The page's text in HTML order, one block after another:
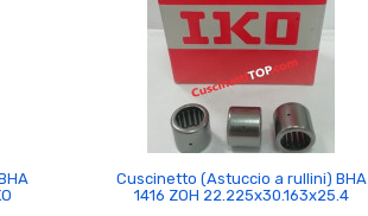

Cuscinetto (Astuccio a rullini) BHA
1416 ZOH 22.225x30.163x25.4